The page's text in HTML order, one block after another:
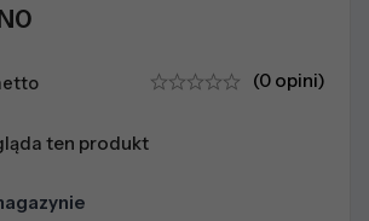
(0 opini)
ten produkt